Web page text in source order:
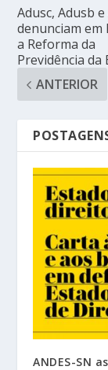
Adusc, Adusb
denunciam em
a Reforma da
Previdência da
ANTERIOR
ANDES-SN